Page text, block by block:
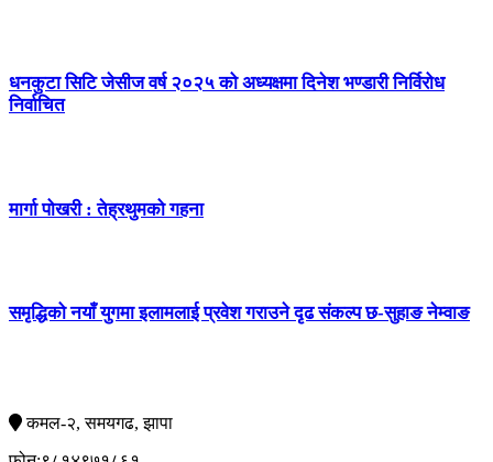
धनकुटा सिटि जेसीज वर्ष २०२५ को अध्यक्षमा दिनेश भण्डारी निर्विरोध
निर्वाचित
मार्गा पोखरी : तेह्रथुमको गहना
समृद्धिको नयाँ युगमा इलामलाई प्रवेश गराउने दृढ संकल्प छ-सुहाङ नेम्वाङ
कमल-२, समयगढ, झापा